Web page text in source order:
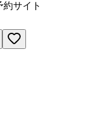
サイト